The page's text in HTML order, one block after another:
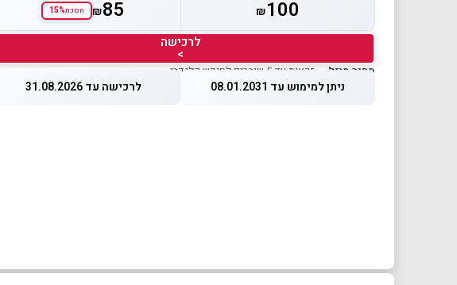
₪100
₪85 חסכת15%
לרכישה
>
מחיר מוזל — זכאות עד 5 שוברים לחודש קלנדרי
ניתן למימוש עד 08.01.2031 לרכישה עד 31.08.2026